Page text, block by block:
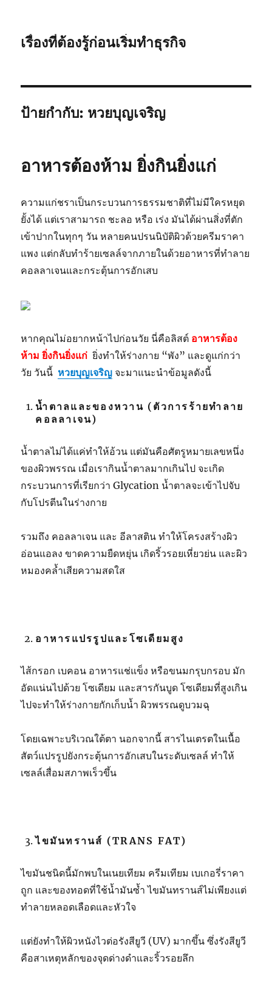
เรื่องที่ต้องรู้ก่อนเริ่มทำธุรกิจ
ป้ายกำกับ: หวยบุญเจริญ
อาหารต้องห้าม ยิ่งกินยิ่งแก่
ความแก่ชราเป็นกระบวนการธรรมชาติที่ไม่มีใครหยุด
ยั้งได้ แต่เราสามารถ ชะลอ หรือ เร่ง มันได้ผ่านสิ่งที่ตัก
เข้าปากในทุกๆ วัน หลายคนปรนนิบัติผิวด้วยครีมราคา
แพง แต่กลับทำร้ายเซลล์จากภายในด้วยอาหารที่ทำลาย
คอลลาเจนและกระตุ้นการอักเสบ
หากคุณไม่อยากหน้าไปก่อนวัย นี่คือลิสต์ อาหารต้อง
ห้าม ยิ่งกินยิ่งแก่ ยิ่งทำให้ร่างกาย “พัง” และดูแก่กว่า
วัย วันนี้ หวยบุญเจริญ จะมาแนะนำข้อมูลดังนี้
น้ำตาลและของหวาน (ตัวการร้ายทำลาย
คอลลาเจน)
น้ำตาลไม่ได้แค่ทำให้อ้วน แต่มันคือศัตรูหมายเลขหนึ่ง
ของผิวพรรณ เมื่อเรากินน้ำตาลมากเกินไป จะเกิด
กระบวนการที่เรียกว่าGlycation น้ำตาลจะเข้าไปจับ
กับโปรตีนในร่างกาย
รวมถึง คอลลาเจน และ อีลาสติน ทำให้โครงสร้างผิว
อ่อนแอลง ขาดความยืดหยุ่น เกิดริ้วรอยเหี่ยวย่น และผิว
หมองคล้ำเสียความสดใส
อาหารแปรรูปและโซเดียมสูง
ไส้กรอก เบคอน อาหารแช่แข็ง หรือขนมกรุบกรอบ มัก
อัดแน่นไปด้วย โซเดียม และสารกันบูด โซเดียมที่สูงเกิน
ไปจะทำให้ร่างกายกักเก็บน้ำ ผิวพรรณดูบวมฉุ
โดยเฉพาะบริเวณใต้ตา นอกจากนี้ สารไนเตรตในเนื้อ
สัตว์แปรรูปยังกระตุ้นการอักเสบในระดับเซลล์ ทำให้
เซลล์เสื่อมสภาพเร็วขึ้น
ไขมันทรานส์ (TRANS FAT)
ไขมันชนิดนี้มักพบในเนยเทียม ครีมเทียม เบเกอรี่ราคา
ถูก และของทอดที่ใช้น้ำมันซ้ำ ไขมันทรานส์ไม่เพียงแต่
ทำลายหลอดเลือดและหัวใจ
แต่ยังทำให้ผิวหนังไวต่อรังสียูวี (UV) มากขึ้น ซึ่งรังสียูวี
คือสาเหตุหลักของจุดด่างดำและริ้วรอยลึก